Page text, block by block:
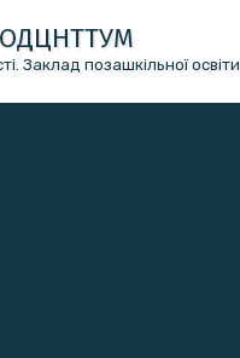
ОДЦНТТУМ
Заклад позашкільної освіти